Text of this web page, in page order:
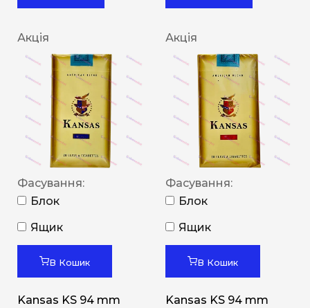
Акція
Фасування:
Блок
Ящик
В Кошик
Kansas KS 94 mm
Акція
Фасування:
Блок
Ящик
В Кошик
Kansas KS 94 mm